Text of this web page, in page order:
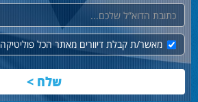
דוא"ל
מאשר/ת קבלת דיוורים מאתר הכל פוליטיקה